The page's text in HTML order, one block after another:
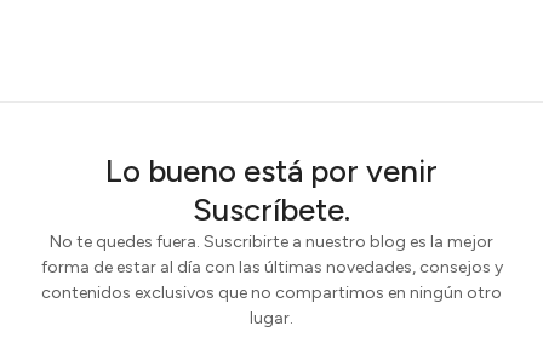
Lo bueno está por venir
Suscríbete.
No te quedes fuera. Suscribirte a nuestro blog es la mejor
forma de estar al día con las últimas novedades, consejos y
contenidos exclusivos que no compartimos en ningún otro
lugar.